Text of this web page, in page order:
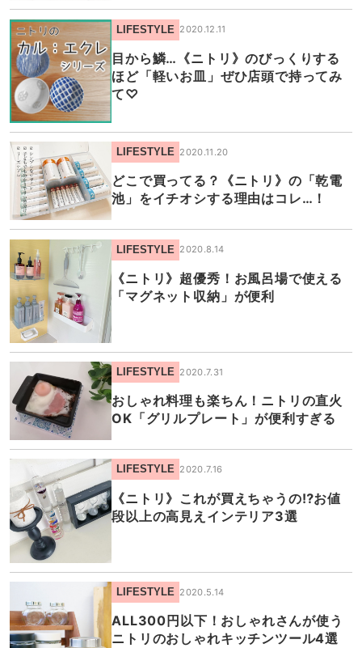
LIFESTYLE 2020.12.11
目から鱗…《ニトリ》のびっくりする
ほど「軽いお皿」ぜひ店頭で持ってみ
て♡
LIFESTYLE 2020.11.20
どこで買ってる？《ニトリ》の「乾電
池」をイチオシする理由はコレ…！
LIFESTYLE 2020.8.14
《ニトリ》超優秀！お風呂場で使える
「マグネット収納」が便利
LIFESTYLE 2020.7.31
おしゃれ料理も楽ちん！ニトリの直火
OK「グリルプレート」が便利すぎる
LIFESTYLE 2020.7.16
《ニトリ》これが買えちゃうの⁉︎お値
段以上の高見えインテリア3選
LIFESTYLE 2020.5.14
ALL300円以下！おしゃれさんが使う
ニトリのおしゃれキッチンツール4選